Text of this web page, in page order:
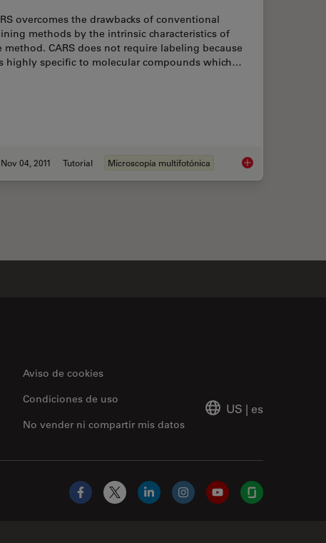
Characteristic Vibrational Contrast of Molecules
overcomes the drawbacks of conventional
methods by the intrinsic characteristics of
method. CARS does not require labeling because
highly specific to molecular compounds which…
Nov 04, 2011 Tutorial Microscopía multifotónica An Introduction to
Aviso de cookies
No vender ni compartir mis datos
Condiciones de uso
US | es
Facebook
X LinkedInInstagramYouTubeGlassdoor